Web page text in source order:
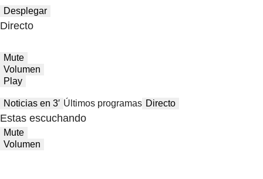
Desplegar
Directo
Mute
Volumen
Play
Noticias en 3′ Últimos programas Directo
Estas escuchando
Mute
Volumen